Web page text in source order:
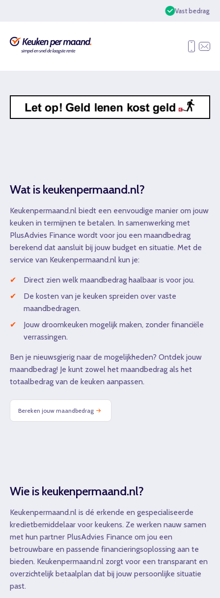
Wat is keukenpermaand.nl?
Keukenpermaand.nl biedt een eenvoudige manier om jouw
keuken in termijnen te betalen. In samenwerking met
PlusAdvies Finance wordt voor jou een maandbedrag
berekend dat aansluit bij jouw budget en situatie. Met de
service van Keukenpermaand.nl kun je:
Direct zien welk maandbedrag haalbaar is voor jou.
De kosten van je keuken spreiden over vaste
maandbedragen.
Jouw droomkeuken mogelijk maken, zonder financiële
verrassingen.
Ben je nieuwsgierig naar de mogelijkheden? Ontdek jouw
maandbedrag! Je kunt zowel het maandbedrag als het
totaalbedrag van de keuken aanpassen.
Bereken jouw maandbedrag
Wie is keukenpermaand.nl?
Keukenpermaand.nl is dé erkende en gespecialiseerde
kredietbemiddelaar voor keukens. Ze werken nauw samen
met hun partner PlusAdvies Finance om jou een
betrouwbare en passende financieringsoplossing aan te
bieden. Keukenpermaand.nl zorgt voor een transparant en
overzichtelijk betaalplan dat bij jouw persoonlijke situatie
past.